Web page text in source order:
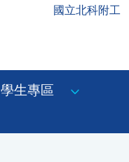
國立北科附工
學生專區